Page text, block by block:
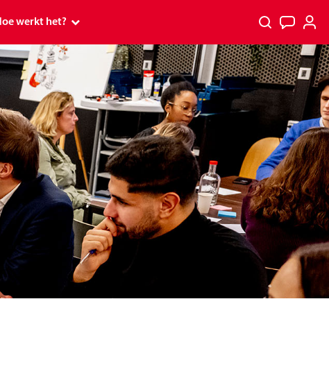
op tv
werkt het?
Hoe werkt het?
App
De PostcodeKanjer
Plus en Premium
Hoe ontvang ik mijn prijs?
Postcode Loterij Miljoenenjacht